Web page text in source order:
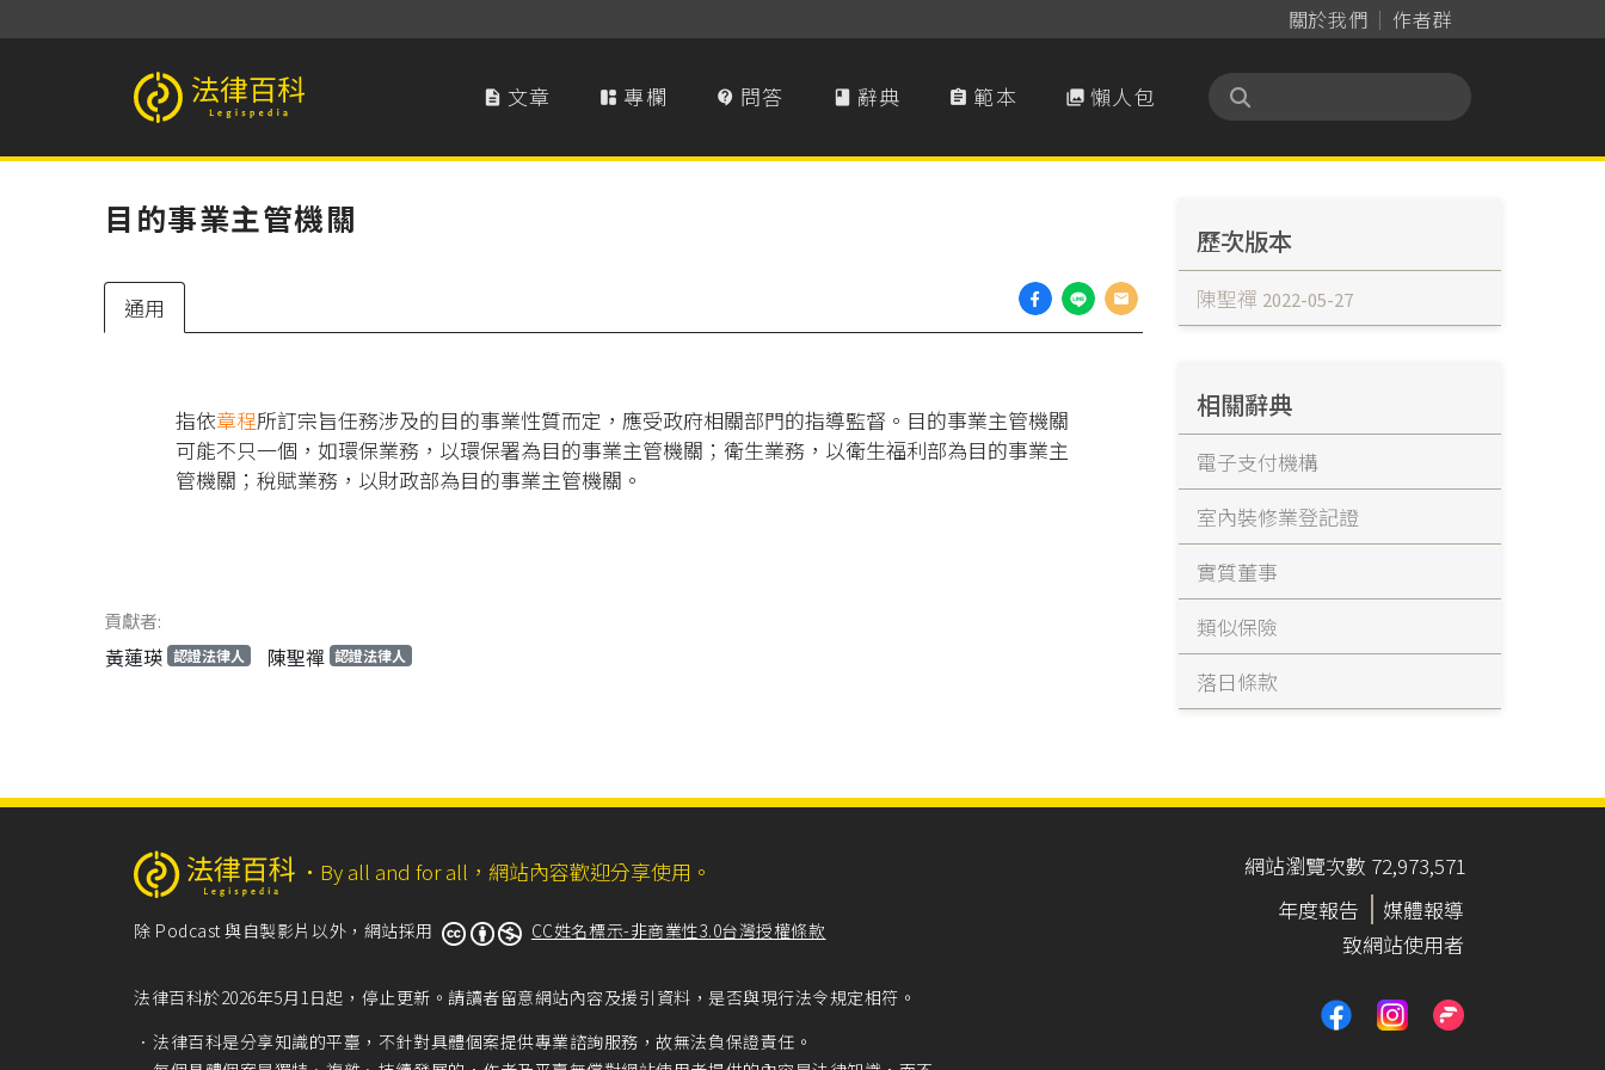
關於我們 作者群
法律百科 Legispedia  文章  專欄  問答  辭典  範本  懶人包
目的事業主管機關
通用
指依章程所訂宗旨任務涉及的目的事業性質而定，應受政府相關部門的指導監督。目的事業主管機關
可能不只一個，如環保業務，以環保署為目的事業主管機關；衛生業務，以衛生福利部為目的事業主
管機關；稅賦業務，以財政部為目的事業主管機關。
貢獻者:
黃蓮瑛 認證法律人 陳聖禪 認證法律人
歷次版本
陳聖禪 2022-05-27
相關辭典
電子支付機構
室內裝修業登記證
實質董事
類似保險
落日條款
‧ By all and for all，網站內容歡迎分享使用。
除 Podcast 與自製影片以外，網站採用 CC姓名標示-非商業性3.0台灣授權條款
法律百科於2026年5月1日起，停止更新。請讀者留意網站內容及援引資料，是否與現行法令規定相符。
法律百科是分享知識的平臺，不針對具體個案提供專業諮詢服務，故無法負保證責任。
網站瀏覽次數 72,973,571
年度報告
媒體報導
致網站使用者